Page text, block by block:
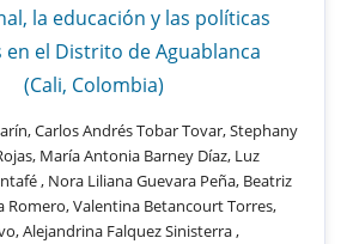
la educación y las políticas
en el Distrito de Aguablanca
(Cali, Colombia)
Stephany
Peña, Beatriz
Betancourt Torres,
,